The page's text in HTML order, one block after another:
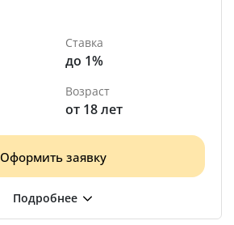
Ставка
до 1%
Возраст
от 18 лет
Оформить заявку